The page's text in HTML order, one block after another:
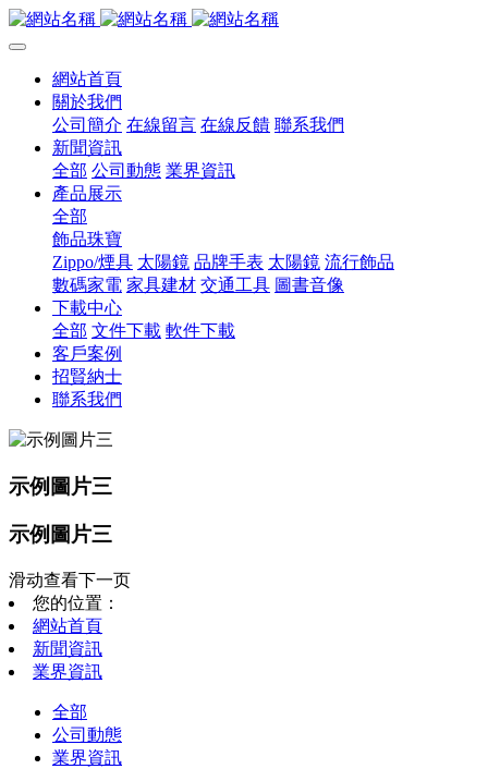
網站首頁
關於我們
公司簡介 在線留言 在線反饋 聯系我們
新聞資訊
全部 公司動態 業界資訊
產品展示
全部
飾品珠寶
Zippo/煙具 太陽鏡 品牌手表 太陽鏡 流行飾品
數碼家電 家具建材 交通工具 圖書音像
下載中心
全部 文件下載 軟件下載
客戶案例
招賢納士
聯系我們
示例圖片三
示例圖片三
滑动查看下一页
您的位置：
網站首頁
新聞資訊
業界資訊
全部
公司動態
業界資訊